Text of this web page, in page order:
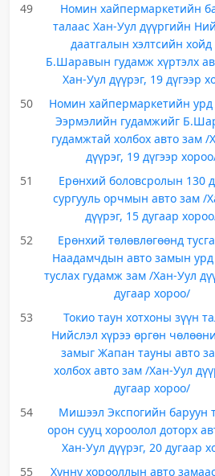
49
Номин хайпермаркетийн
талаас Хан-Уул дүүргийн
даатгалын хэлтсийн хойд
Б.Шаравын гудамж хүртэлх
Хан-Уул дүүрэг, 19 дүгээр
50
Номин хайпермаркетийн урд
Ээрмэлийн гудамжийг
гудамжтай холбох авто зам /
дүүрэг, 19 дүгээр
51
Ерөнхий боловсролын 130
сургууль орчмын авто зам /
дүүрэг, 15 дугаар
52
Ерөнхий төлөвлөгөөнд
Наадамчдын авто замын
туслах гудамж зам /Хан-Уул
дугаар хороо/
53
Токио таун хотхоны зүүн
Нийслэл хүрээ өргөн
замыг Жапан тауны авто
холбох авто зам /Хан-Уул
дугаар хороо/
54
Мишээл Экспогийн баруун
орон сууц хороолол доторх
Хан-Уул дүүрэг, 20 дугаар
55
Хүннү хорооллын авто